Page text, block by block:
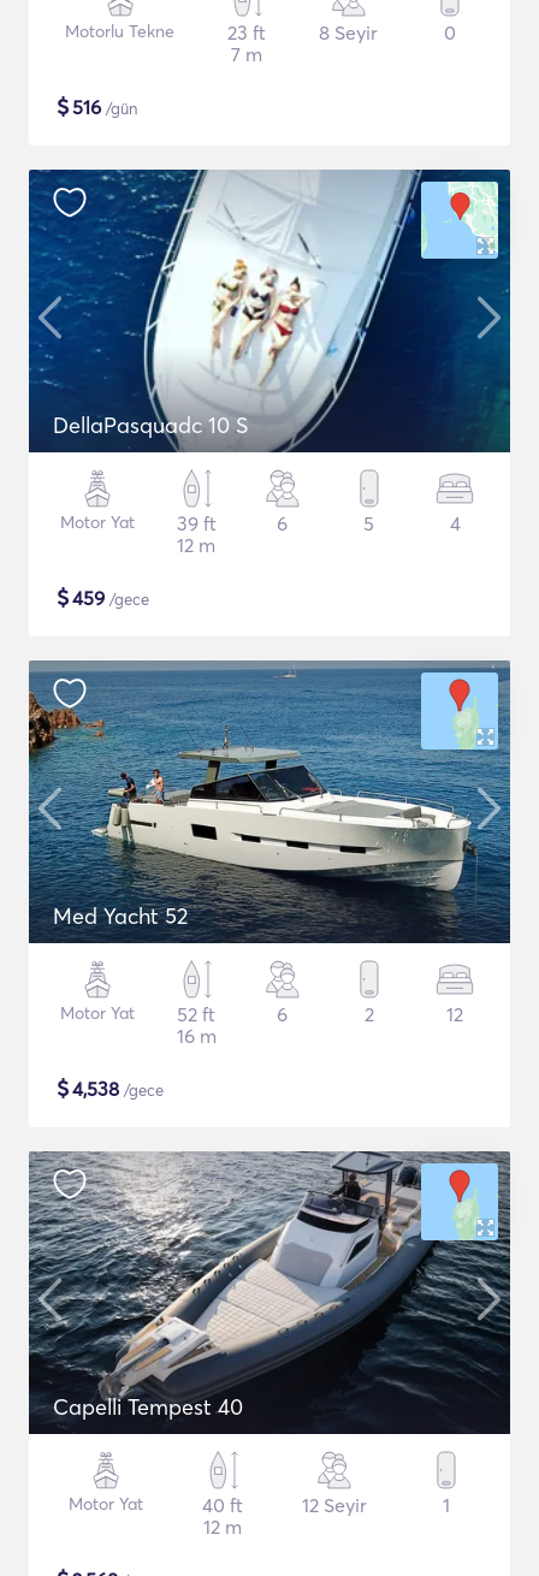
Motorlu Tekne
23 ft
7 m
8 Seyir 0
$516 /gün
DellaPasquadc 10 S
Motor Yat
39 ft
12 m
6 5 4
$459 /gece
Med Yacht 52
Motor Yat
52 ft
16 m
6 2 12
$4,538 /gece
Capelli Tempest 40
Motor Yat
40 ft
12 m
12 Seyir 1